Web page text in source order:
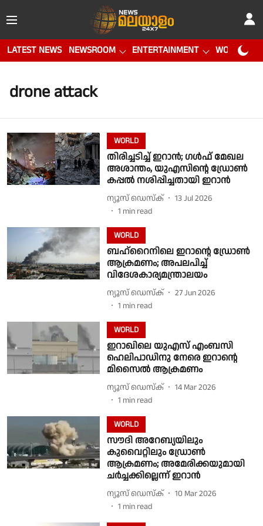
LATEST NEWS NEWSROOM ENTERTAINMENT WORLD CUP
drone attack
WORLD
തിരിച്ചടിച്ച് ഇറാൻ; ഗൾഫ് മേഖല
അശാന്തം, യുഎസിൻ്റെ ഡ്രോൺ
കപ്പൽ നശിപ്പിച്ചതായി ഇറാൻ
ന്യൂസ് ഡെസ്ക്
13 Jul 2026
1 min read
WORLD
ബഹ്റൈനിലെ ഇറാൻ്റെ ഡ്രോൺ
ആക്രമണം; അപലപിച്ച്
വിദേശകാര്യമന്ത്രാലയം
ന്യൂസ് ഡെസ്ക്
27 Jun 2026
1 min read
WORLD
ഇറാഖിലെ യുഎസ് എംബസി
ഹെലിപാഡിനു നേരെ ഇറാൻ്റെ
മിസൈൽ ആക്രമണം
ന്യൂസ് ഡെസ്ക്
14 Mar 2026
1 min read
WORLD
സൗദി അറേബ്യയിലും
കുവൈറ്റിലും ഡ്രോണ്‍
ആക്രമണം; അമേരിക്കയുമായി
ചർച്ചക്കില്ലെന്ന് ഇറാൻ
ന്യൂസ് ഡെസ്ക്
10 Mar 2026
1 min read